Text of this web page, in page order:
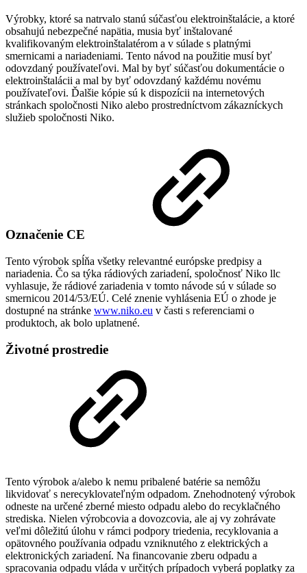
Výrobky, ktoré sa natrvalo stanú súčasťou elektroinštalácie, a ktoré
obsahujú nebezpečné napätia, musia byť inštalované
kvalifikovaným elektroinštalatérom a v súlade s platnými
smernicami a nariadeniami. Tento návod na použitie musí byť
odovzdaný používateľovi. Mal by byť súčasťou dokumentácie o
elektroinštalácii a mal by byť odovzdaný každému novému
používateľovi. Ďalšie kópie sú k dispozícii na internetových
stránkach spoločnosti Niko alebo prostredníctvom zákazníckych
služieb spoločnosti Niko.
Označenie CE
Tento výrobok spĺňa všetky relevantné európske predpisy a
nariadenia. Čo sa týka rádiových zariadení, spoločnosť Niko llc
vyhlasuje, že rádiové zariadenia v tomto návode sú v súlade so
smernicou 2014/53/EÚ. Celé znenie vyhlásenia EÚ o zhode je
dostupné na stránke www.niko.eu v časti s referenciami o
produktoch, ak bolo uplatnené.
Životné prostredie
Tento výrobok a/alebo k nemu pribalené batérie sa nemôžu
likvidovať s nerecyklovateľným odpadom. Znehodnotený výrobok
odneste na určené zberné miesto odpadu alebo do recyklačného
strediska. Nielen výrobcovia a dovozcovia, ale aj vy zohrávate
veľmi dôležitú úlohu v rámci podpory triedenia, recyklovania a
opätovného používania odpadu vzniknutého z elektrických a
elektronických zariadení. Na financovanie zberu odpadu a
spracovania odpadu vláda v určitých prípadoch vyberá poplatky za